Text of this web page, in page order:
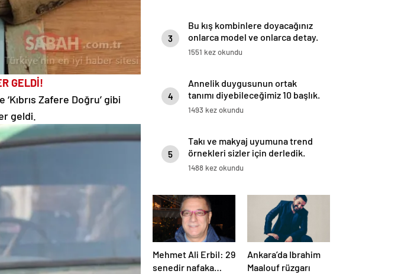
GELDİ!
‘Kıbrıs Zafere Doğru’ gibi
geldi.
3
Bu kış kombinlere doyacağınız
onlarca model ve onlarca detay.
1551 kez okundu
4
Annelik duygusunun ortak
tanımı diyebileceğimiz 10 başlık.
1493 kez okundu
5
Takı ve makyaj uyumuna trend
örnekleri sizler için derledik.
1488 kez okundu
Mehmet Ali Erbil: 29
senedir nafaka
Ankara’da Ibrahim
Maalouf rüzgarı